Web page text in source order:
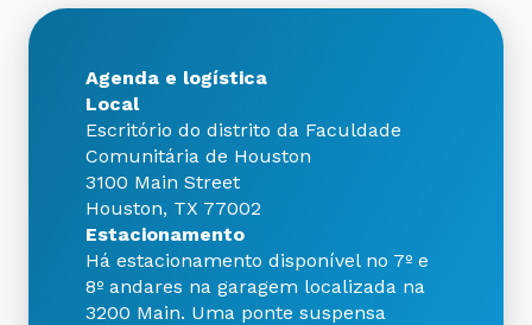
Agenda e logística
Local
Escritório do distrito da Faculdade
Comunitária de Houston
3100 Main Street
Houston, TX 77002
Estacionamento
Há estacionamento disponível no 7º e
8º andares na garagem localizada na
3200 Main. Uma ponte suspensa